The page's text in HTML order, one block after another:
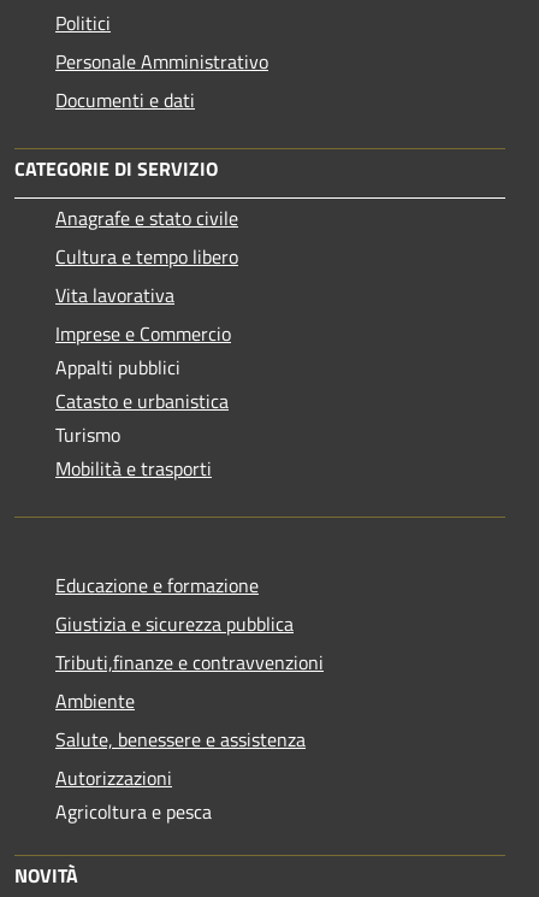
Politici
Personale Amministrativo
Documenti e dati
CATEGORIE DI SERVIZIO
Anagrafe e stato civile
Cultura e tempo libero
Vita lavorativa
Imprese e Commercio
Appalti pubblici
Catasto e urbanistica
Turismo
Mobilità e trasporti
Educazione e formazione
Giustizia e sicurezza pubblica
Tributi,finanze e contravvenzioni
Ambiente
Salute, benessere e assistenza
Autorizzazioni
Agricoltura e pesca
NOVITÀ